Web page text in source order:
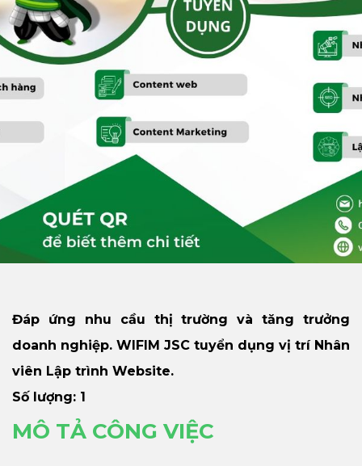
Đáp ứng nhu cầu thị trường và tăng trưởng
doanh nghiệp. WIFIM JSC tuyển dụng vị trí Nhân
viên Lập trình Website.
Số lượng: 1
MÔ TẢ CÔNG VIỆC